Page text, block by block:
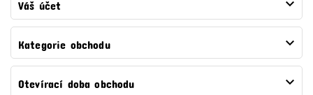
Váš účet 
Kategorie obchodu 
Otevírací doba obchodu 